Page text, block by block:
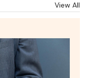
View All